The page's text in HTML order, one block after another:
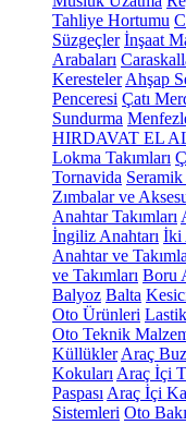
Tahliye Hortumu
Süzgeçler İnşaat
Arabaları
Keresteler Ahşap
Penceresi Çatı
Sundurma
HIRDAVAT EL
Lokma Takımları
Tornavida Seramik
Zımbalar ve
Anahtar Takımları
İngiliz Anahtarı İki
Anahtar ve
ve Takımları Boru
Balyoz Balta
Oto Ürünleri Lastik
Oto Teknik
Küllükler Araç
Kokuları Araç İçi
Paspası Araç İçi
Sistemleri Oto